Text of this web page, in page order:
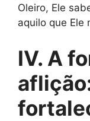
Oleiro, Ele
aquilo que Ele
IV. A